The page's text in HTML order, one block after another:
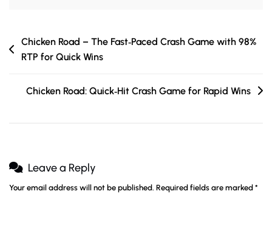
Chicken Road – The Fast‑Paced Crash Game with 98%
RTP for Quick Wins
Chicken Road: Quick‑Hit Crash Game for Rapid Wins
Leave a Reply
Your email address will not be published. Required fields are marked *